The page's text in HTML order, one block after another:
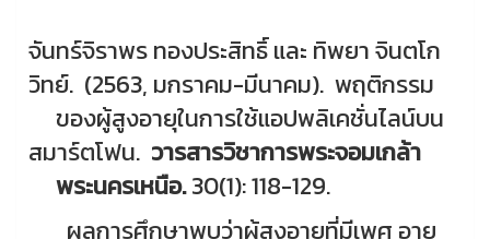
จันทร์จิราพร ทองประสิทธิ์ และ ทิพยา จินตโก
วิทย์. (2563, มกราคม-มีนาคม). พฤติกรรม
ของผู้สูงอายุในการใช้แอปพลิเคชั่นไลน์บน
สมาร์ตโฟน. วารสารวิชาการพระจอมเกล้า
พระนครเหนือ.30(1): 118-129.
ผลการศึกษาพบว่าผู้สูงอายุที่มีเพศ อายุ